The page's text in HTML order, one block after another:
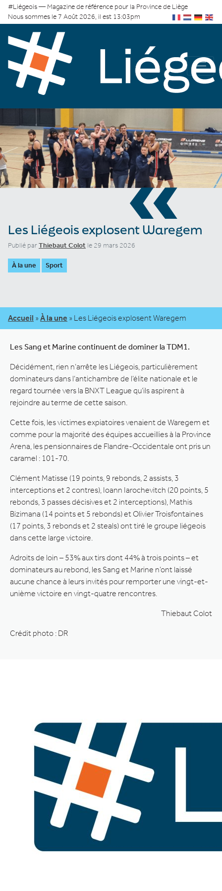
#Liégeois — Magazine de référence pour la Province de Liège
Nous sommes le 7 Août 2026, il est 13:03pm
«
Les Liégeois explosent Waregem
Publié parThiebaut Colot le 29 mars 2026
À la une Sport
Accueil » À la une » Les Liégeois explosent Waregem
Les Sang et Marine continuent de dominer la TDM1.
Décidément, rien n’arrête les Liégeois, particulièrement
dominateurs dans l’antichambre de l’élite nationale et le
regard tournée vers la BNXT League qu’ils aspirent à
rejoindre au terme de cette saison.
Cette fois, les victimes expiatoires venaient de Waregem et
comme pour la majorité des équipes accueillies à la Province
Arena, les pensionnaires de Flandre-Occidentale ont pris un
caramel : 101-70.
Clément Matisse (19 points, 9 rebonds, 2 assists, 3
interceptions et 2 contres), Ioann Iarochevitch (20 points, 5
rebonds, 3 passes décisives et 2 interceptions), Mathis
Bizimana (14 points et 5 rebonds) et Olivier Troisfontaines
(17 points, 3 rebonds et 2 steals) ont tiré le groupe liégeois
dans cette large victoire.
Adroits de loin – 53% aux tirs dont 44% à trois points – et
dominateurs au rebond, les Sang et Marine n’ont laissé
aucune chance à leurs invités pour remporter une vingt-et-
unième victoire en vingt-quatre rencontres.
Thiebaut Colot
Crédit photo : DR